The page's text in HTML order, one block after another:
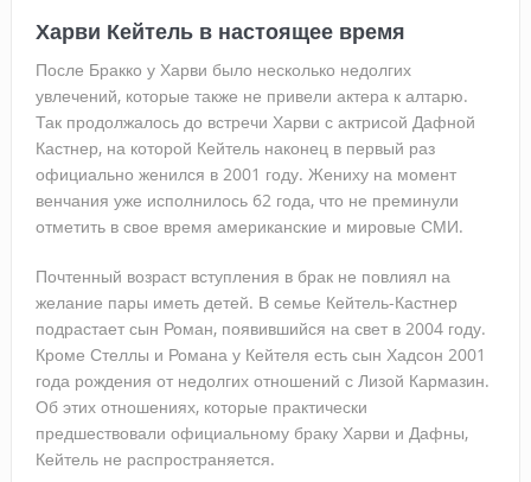
Харви Кейтель в настоящее время
После Бракко у Харви было несколько недолгих
увлечений, которые также не привели актера к алтарю.
Так продолжалось до встречи Харви с актрисой Дафной
Кастнер, на которой Кейтель наконец в первый раз
официально женился в 2001 году. Жениху на момент
венчания уже исполнилось 62 года, что не преминули
отметить в свое время американские и мировые СМИ.
Почтенный возраст вступления в брак не повлиял на
желание пары иметь детей. В семье Кейтель-Кастнер
подрастает сын Роман, появившийся на свет в 2004 году.
Кроме Стеллы и Романа у Кейтеля есть сын Хадсон 2001
года рождения от недолгих отношений с Лизой Кармазин.
Об этих отношениях, которые практически
предшествовали официальному браку Харви и Дафны,
Кейтель не распространяется.